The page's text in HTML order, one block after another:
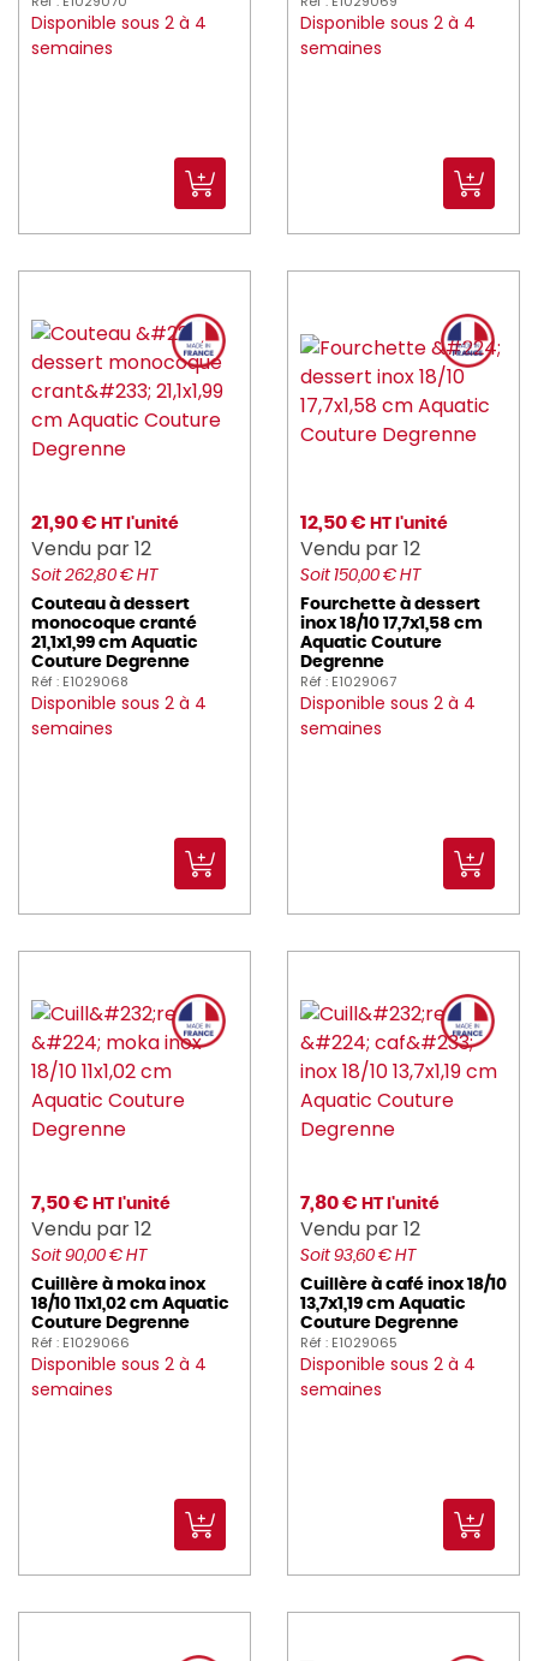
Disponible sous 2 à 4
semaines
Disponible sous 2 à 4
semaines
21,90 € HT l'unité
Vendu par 12
Soit 262,80 € HT
Couteau à dessert
monocoque cranté
21,1x1,99 cm Aquatic
Couture Degrenne
Réf : E1029068
Disponible sous 2 à 4
semaines
12,50 € HT l'unité
Vendu par 12
Soit 150,00 € HT
Fourchette à dessert
inox 18/10 17,7x1,58 cm
Aquatic Couture
Degrenne
Réf : E1029067
Disponible sous 2 à 4
semaines
7,50 € HT l'unité
Vendu par 12
Soit 90,00 € HT
Cuillère à moka inox
18/10 11x1,02 cm Aquatic
Couture Degrenne
Réf : E1029066
Disponible sous 2 à 4
semaines
7,80 € HT l'unité
Vendu par 12
Soit 93,60 € HT
Cuillère à café inox 18/10
13,7x1,19 cm Aquatic
Couture Degrenne
Réf : E1029065
Disponible sous 2 à 4
semaines